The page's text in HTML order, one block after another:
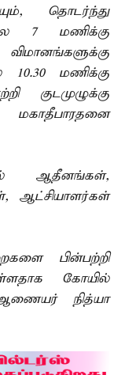
தொடர்ந்து
7 மணிக்கு
10.30 மணிக்கு
குடமுழுக்கு
ஆதீனங்கள்,
ஆட்சியாளர்கள்
பின்பற்றி
கோயில்
நித்யா